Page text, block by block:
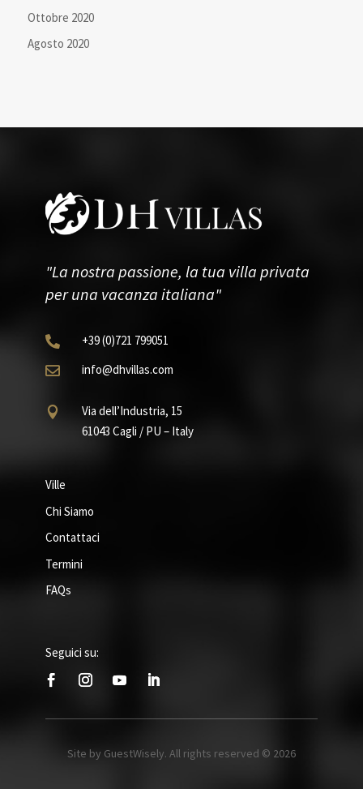
Ottobre 2020
Agosto 2020
"La nostra passione, la tua villa privata
per una vacanza italiana"
 +39(0)721 799051
 info@dhvillas.com

Via dell’Industria, 15
61043 Cagli / PU – Italy
Ville
Chi Siamo
Contattaci
Termini
FAQs
Seguici su:
Site by GuestWisely. All rights reserved © 2026